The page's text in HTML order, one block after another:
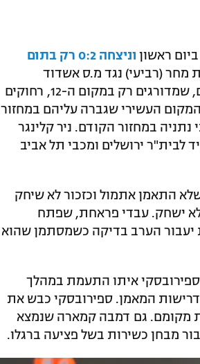
ראשון
וניצחה 0:2 רק בתום
מחר (רביעי) נגד מ.ס אשדוד
). האדומים, שמדורגים רק במקום ה-12, רחוקים
העשירי שגברה עליהם במחזור
עדיין לא שכחו את התבוסה 0:4 למכבי נתניה במחזור הקודם. ניר קלינגר
לבית"ר ירושלים ומכבי תל אביב
התאמן אתמול וכזכור לא שיחק
לא ישחק. עבדי פראחת, שפתח
יעבור הערב בדיקה כשמסתמן שהוא
ספירובסקי איתו התעמת במהלך
המאמן. ספירובסקי כבש את
את מקומם. גם דמבה קמארה שנמצא
מבחן כשירות בשל פציעה ברגלו.